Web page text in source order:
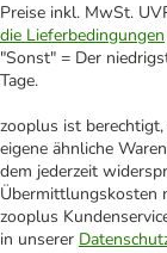
Preise inkl. MwSt.
die Lieferbedingungen
"Sonst" = Der
Tage.
zooplus ist
eigene ähnliche
dem jederzeit
Übermittlungskosten
zooplus
in unserer